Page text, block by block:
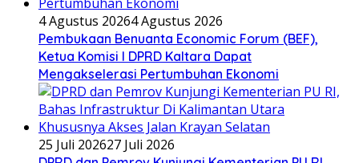
4 Agustus 20264 Agustus 2026
Pembukaan Benuanta Economic Forum (BEF),
Ketua Komisi I DPRD Kaltara Dapat
Mengakselerasi Pertumbuhan Ekonomi
25 Juli 202627 Juli 2026